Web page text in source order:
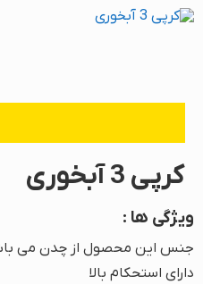
کرپی 3 آبخوری
ویژگی ها :
جنس این محصول از چدن می
دارای استحکام بالا